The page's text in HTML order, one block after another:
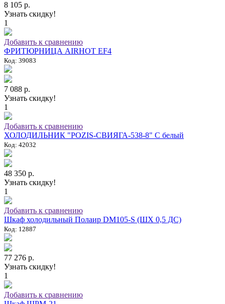
8 105 р.
Узнать скидку!
1
Добавить к сравнению
ФРИТЮРНИЦА AIRHOT EF4
Код: 39083
7 088 р.
Узнать скидку!
1
Добавить к сравнению
ХОЛОДИЛЬНИК "POZIS-СВИЯГА-538-8" C белый
Код: 42032
48 350 р.
Узнать скидку!
1
Добавить к сравнению
Шкаф холодильный Полаир DM105-S (ШХ 0,5 ДС)
Код: 12887
77 276 р.
Узнать скидку!
1
Добавить к сравнению